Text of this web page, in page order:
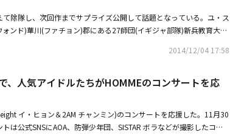
ネパール希望の学校＆図書館 復旧支援キャンペーン『SHOW CHA
リーナ 開場：16:30 開演：17:30出演者：CNBL
、NU'EST、MR.MR and more(ガールズグループ1組)オフィシャ
主催：SHOW CHAMPION ＆ KMF2015実行委員会共催：NPO法人
後援：GFSC(Good Friends Save the Children)問合せ：info＠japanko
除隊し、次回作までサプライズ公開して話題となっている。ユ・ス
ンド)華川(ファチョン)郡にある27師団(イギジャ部隊)新兵教育大隊
ンホは除隊式で「この1年9ヶ月間、たくさんのことを学んで、思い
代劇である「朝鮮魔術師」で活動を再開するという計画を明らかに
を舞台に、清に嫁に行くことになった姫が曲馬団(興行して各地を
年の魔術師と恋に落ちて繰り広げられる物語を描いた恋愛ドラマ
に韓国でファンミーティングを開催する予定だ。続いて24日は大
・上海でファンと会う予定だ。軍服務を終えて少年から大人の男
2014/12/04 17:58
、人気アイドルたちがHOMMEのコンサートを応
イ・ヒョン＆2AM チャンミン)のコンサートを応援した。11月30
は公式SNSにAOA、防弾少年団、SISTAR ボラなどが撮影したコン